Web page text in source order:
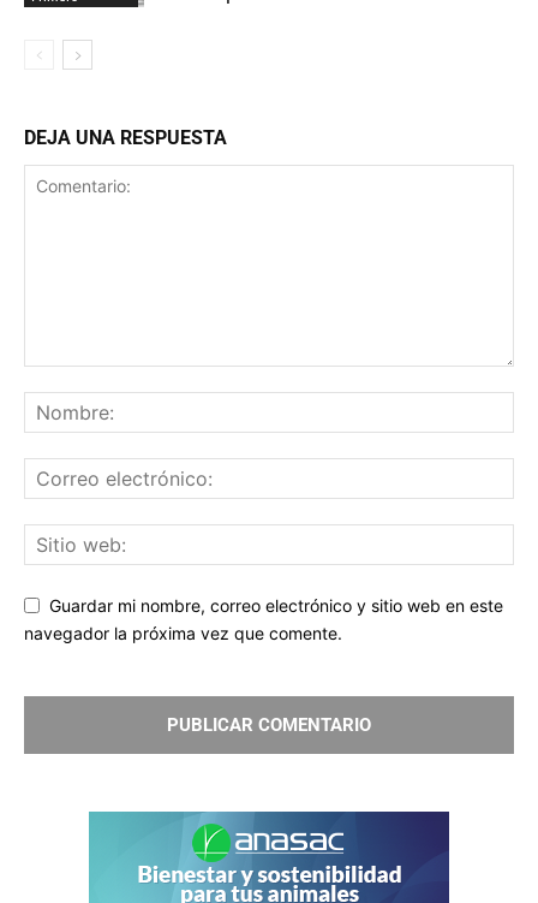
DEJA UNA RESPUESTA
Guardar mi nombre, correo electrónico y sitio web en este
navegador la próxima vez que comente.